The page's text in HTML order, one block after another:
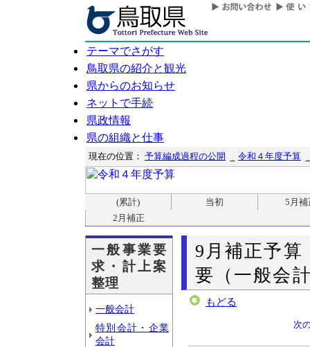
テーマでさがす
鳥取県の紹介と観光
県からのお知らせ
ネットで手続
県政情報
県の組織と仕事
現在の位置： 予算編成過程の公開 令和４年度予算
(累計) 当初
5月補
2月補正
一般事業要
求・計上案
整理
一般会計
特別会計・企業
会計
9月補正予
要（一般会
もどる
次